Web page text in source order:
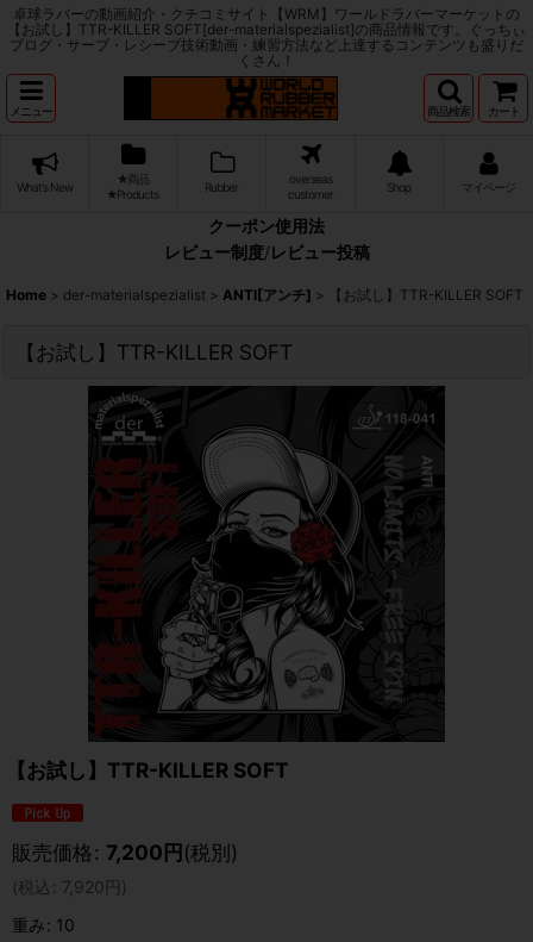
卓球ラバーの動画紹介・クチコミサイト【WRM】ワールドラバーマーケットの
【お試し】TTR-KILLER SOFT[der-materialspezialist]の商品情報です。ぐっちぃ
ブログ・サーブ・レシーブ技術動画・練習方法など上達するコンテンツも盛りだ
くさん！
メニュー 商品検索 カート
What's New
★商品
★Products
Rubber
overseas
customer
Shop マイページ
クーポン使用法
レビュー制度/レビュー投稿
Home > der-materialspezialist > ANTI[アンチ] > 【お試し】TTR-KILLER SOFT
【お試し】TTR-KILLER SOFT
【お試し】TTR-KILLER SOFT
販売価格: 7,200 円 (税別)
(税込 : 7,920円 )
重み: 10